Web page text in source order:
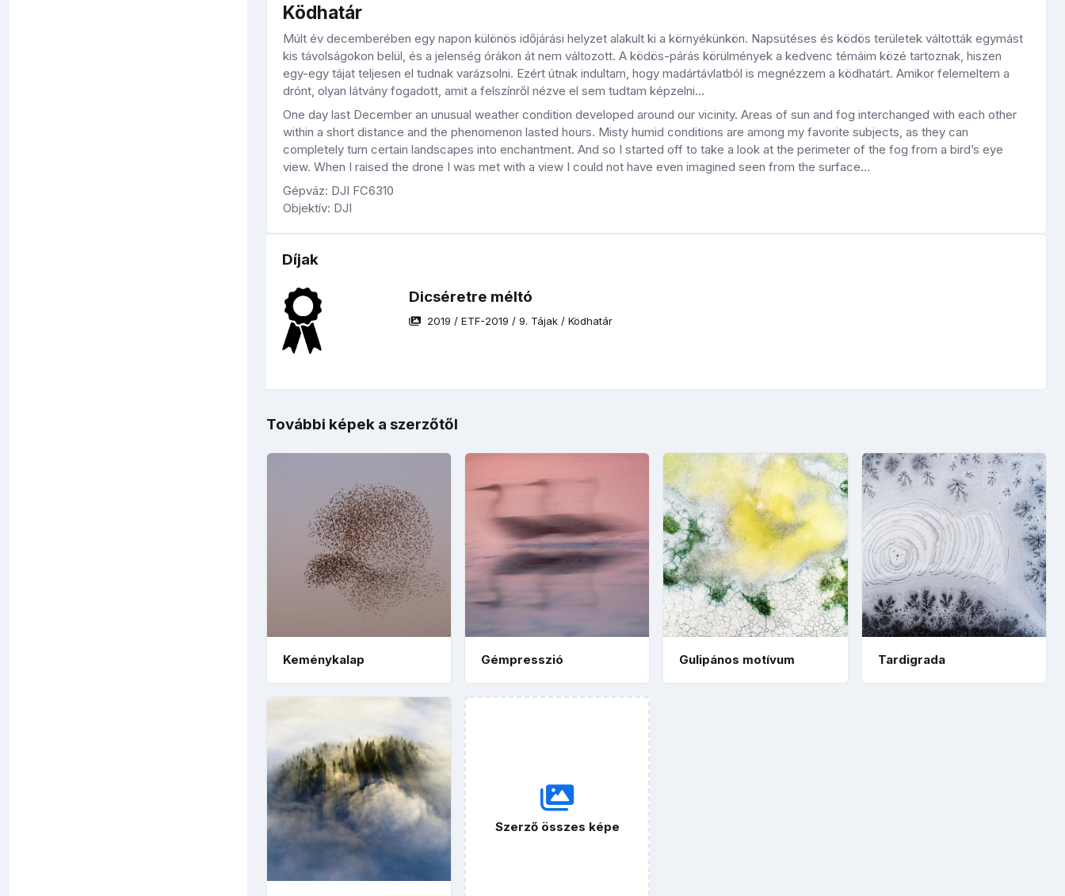
Ködhatár
Múlt év decemberében egy napon különös időjárási helyzet alakult ki a környékünkön. Napsütéses és ködös területek váltották egymást
kis távolságokon belül, és a jelenség órákon át nem változott. A ködös-párás körülmények a kedvenc témáim közé tartoznak, hiszen
egy-egy tájat teljesen el tudnak varázsolni. Ezért útnak indultam, hogy madártávlatból is megnézzem a ködhatárt. Amikor felemeltem a
drónt, olyan látvány fogadott, amit a felszínről nézve el sem tudtam képzelni…
One day last December an unusual weather condition developed around our vicinity. Areas of sun and fog interchanged with each other
within a short distance and the phenomenon lasted hours. Misty humid conditions are among my favorite subjects, as they can
completely turn certain landscapes into enchantment. And so I started off to take a look at the perimeter of the fog from a bird’s eye
view. When I raised the drone I was met with a view I could not have even imagined seen from the surface…
Gépváz: DJI FC6310
Objektív: DJI
Díjak
Dicséretre méltó
2019 / ETF-2019 / 9. Tájak/ Ködhatár
További képek a szerzőtől
Keménykalap Gémpresszió Gulipános motívum Tardigrada
Szerző összes képe